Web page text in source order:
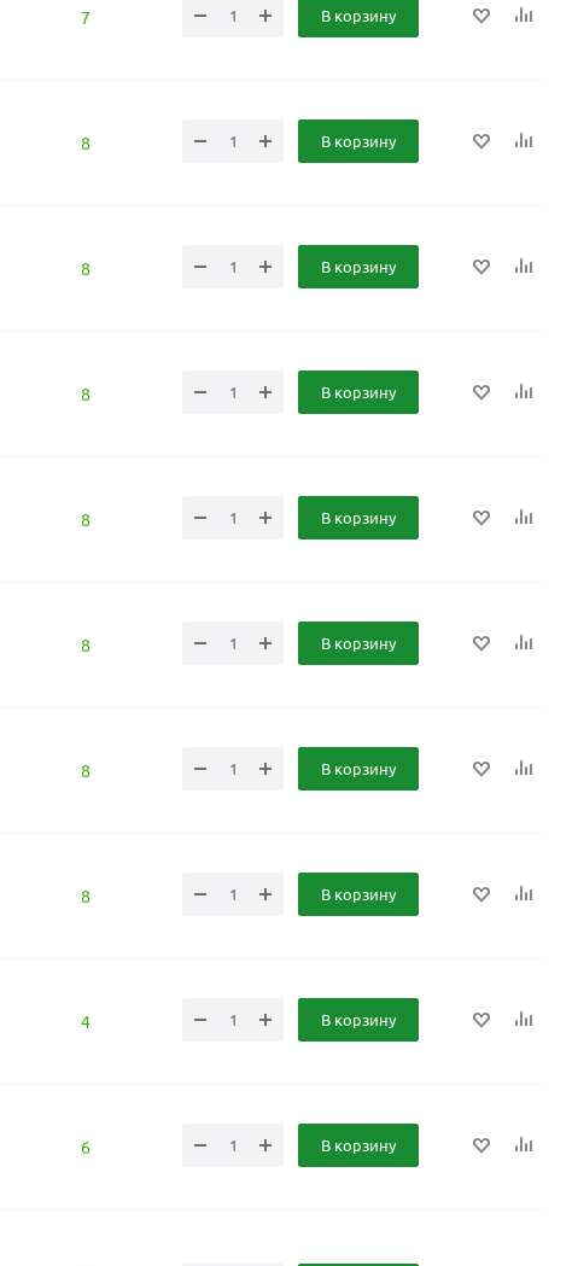
7 В корзину
8 В корзину
8 В корзину
8 В корзину
8 В корзину
8 В корзину
8 В корзину
8 В корзину
4 В корзину
6 В корзину